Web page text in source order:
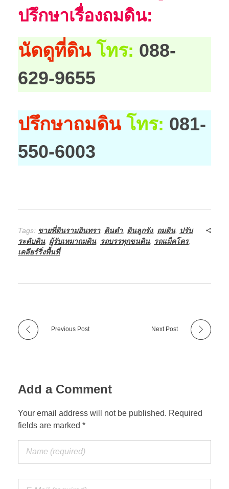
ปรึกษาเรื่องถมดิน:
นัดดูที่ดิน โทร: 088-
629-9655
ปรึกษาถมดิน โทร: 081-
550-6003
Tags: ขายที่ดินรามอินทรา, ดินดำ, ดินลูกรัง, ถมดิน, ปรับ
ระดับดิน, ผู้รับเหมาถมดิน, รถบรรทุกขนดิน, รถแม็คโคร,
เคลียร์ริ่งพื้นที่
Previous Post Next Post
Add a Comment
Your email address will not be published. Required
fields are marked *